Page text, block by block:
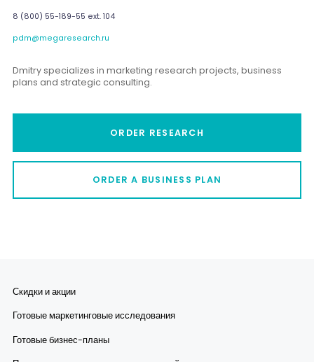
8 (800) 55-189-55 ext. 104
pdm@megaresearch.ru
Dmitry specializes in marketing research projects, business
plans and strategic consulting.
ORDER RESEARCH
ORDER A BUSINESS PLAN
Скидки и акции
Готовые маркетинговые исследования
Готовые бизнес-планы